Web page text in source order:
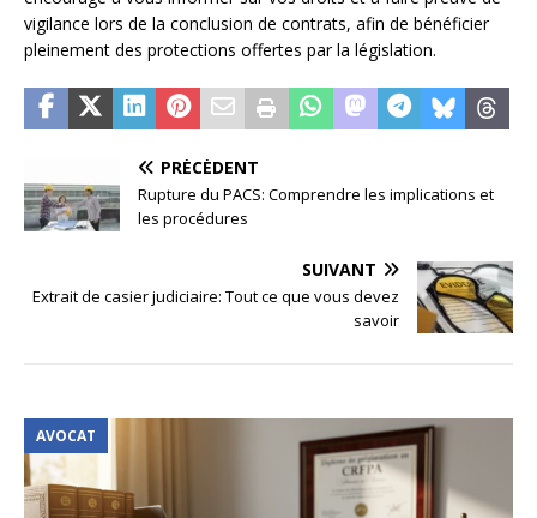
vigilance lors de la conclusion de contrats, afin de bénéficier
pleinement des protections offertes par la législation.
PRÉCÉDENT
Rupture du PACS: Comprendre les implications et
les procédures
SUIVANT
Extrait de casier judiciaire: Tout ce que vous devez
savoir
AVOCAT